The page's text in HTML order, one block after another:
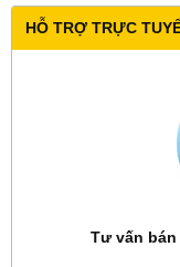
HỖ TRỢ TRỰC
Tư vấn bán